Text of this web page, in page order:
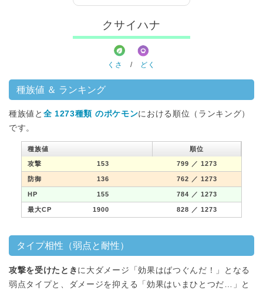
クサイハナ
くさ / どく
種族値 ＆ ランキング
種族値と 全 1273種類 のポケモンにおける順位（ランキング）
です。
種族値 順位
攻撃 153 799 ／ 1273
防御 136 762 ／ 1273
HP 155 784 ／ 1273
最大CP 1900 828 ／ 1273
タイプ相性（弱点と耐性）
攻撃を受けたとき に大ダメージ「効果はばつぐんだ！」となる
弱点タイプと、ダメージを抑える「効果はいまひとつだ…」と